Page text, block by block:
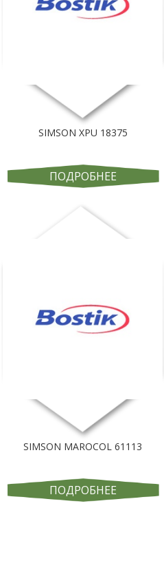
SIMSON XPU 18375
ПОДРОБНЕЕ
SIMSON MAROCOL 61113
ПОДРОБНЕЕ